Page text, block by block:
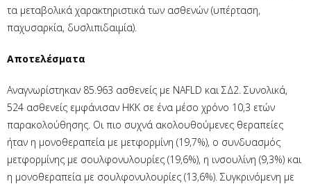
τα μεταβολικά χαρακτηριστικά των ασθενών (υπέρταση,
παχυσαρκία, δυσλιπιδαιμία).
Αποτελέσματα
Αναγνωρίστηκαν 85.963 ασθενείς με NAFLD και ΣΔ2. Συνολικά,
524 ασθενείς εμφάνισαν ΗΚΚ σε ένα μέσο χρόνο 10,3 ετών
παρακολούθησης. Οι πιο συχνά ακολουθούμενες θεραπείες
ήταν η μονοθεραπεία με μετφορμίνη (19,7%), ο συνδυασμός
μετφορμίνης με σουλφονυλουρίες (19,6%), η ινσουλίνη (9,3%) και
η μονοθεραπεία με σουλφονυλουρίες (13,6%). Συγκρινόμενη με